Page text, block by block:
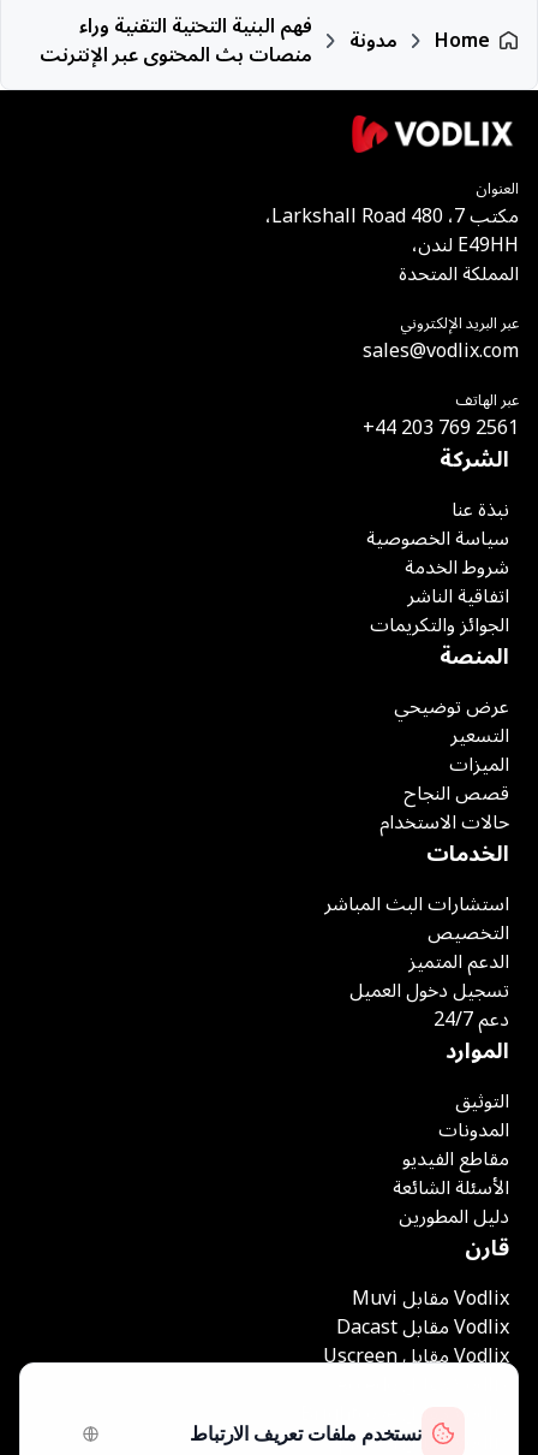
Home مدونة فهم البنية التحتية التقنية وراء
منصات بث المحتوى عبر الإنترنت
العنوان
مكتب 7، 480 Larkshall Road،
E49HH لندن،
المملكة المتحدة
عبر البريد الإلكتروني
sales@vodlix.com
عبر الهاتف
+44 203 769 2561
الشركة
نبذة عنا
سياسة الخصوصية
شروط الخدمة
اتفاقية الناشر
الجوائز والتكريمات
المنصة
عرض توضيحي
التسعير
الميزات
قصص النجاح
حالات الاستخدام
الخدمات
استشارات البث المباشر
التخصيص
الدعم المتميز
تسجيل دخول العميل
دعم 24/7
الموارد
التوثيق
المدونات
مقاطع الفيديو
الأسئلة الشائعة
دليل المطورين
قارن
Vodlix مقابل Muvi
Vodlix مقابل Dacast
Vodlix مقابل Uscreen